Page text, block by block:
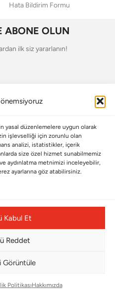
yasal düzenlemelere uygun olarak
işlevselliği için zorunlu olan
analizi, istatistikler, içerik
size özel hizmet sunabilmemiz
aydınlatma metnimizi inceleyebilir,
ayarlarına göz atabilirsiniz.
Kabul Et
Reddet
Görüntüle
PolitikasıHakkımızda
Hata Bildirim Formu
ABONE OLUN
ilk siz yararlanın!
CENTER